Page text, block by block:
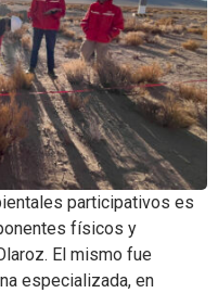
participativos es
físicos y
El mismo fue
especializada, en